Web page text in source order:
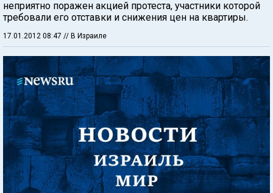
неприятно поражен акцией протеста, участники которой
требовали его отставки и снижения цен на квартиры.
17.01.2012 08:47 // В Израиле